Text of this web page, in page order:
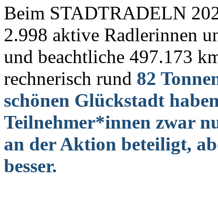
Beim STADTRADELN
2.998 aktive Radlerinnen
und beachtliche 497.173
rechnerisch rund 82
schönen Glückstadt
Teilnehmer*innen zwar
an der Aktion beteiligt,
besser.